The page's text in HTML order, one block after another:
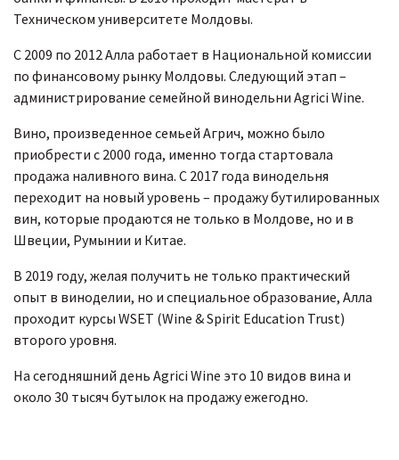
Техническом университете Молдовы.
С 2009 по 2012 Алла работает в Национальной комиссии
по финансовому рынку Молдовы. Следующий этап –
администрирование семейной винодельни Agrici Wine.
Вино, произведенное семьей Агрич, можно было
приобрести с 2000 года, именно тогда стартовала
продажа наливного вина. С 2017 года винодельня
переходит на новый уровень – продажу бутилированных
вин, которые продаются не только в Молдове, но и в
Швеции, Румынии и Китае.
В 2019 году, желая получить не только практический
опыт в виноделии, но и специальное образование, Алла
проходит курсы WSET (Wine & Spirit Education Trust)
второго уровня.
На сегодняшний день Agrici Wine это 10 видов вина и
около 30 тысяч бутылок на продажу ежегодно.